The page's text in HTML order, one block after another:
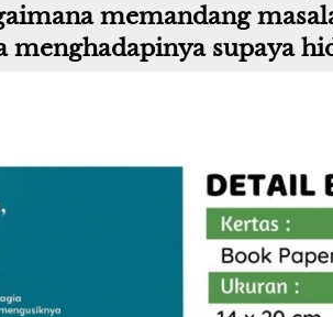
memandang
menghadapinya supaya